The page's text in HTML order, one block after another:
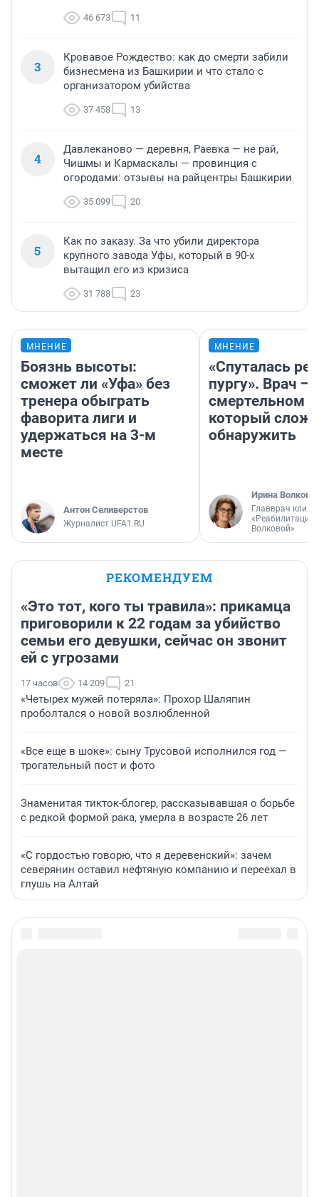
46 673 11
3
Кровавое Рождество: как до смерти забили
бизнесмена из Башкирии и что стало с
организатором убийства
37 458 13
4
Давлеканово — деревня, Раевка — не рай,
Чишмы и Кармаскалы — провинция с
огородами: отзывы на райцентры Башкирии
35 099 20
5
Как по заказу. За что убили директора
крупного завода Уфы, который в 90-х
вытащил его из кризиса
31 788 23
МНЕНИЕ
Боязнь высоты:
сможет ли «Уфа» без
тренера обыграть
фаворита лиги и
удержаться на 3-м
месте
Антон Селиверстов
Журналист UFA1.RU
МНЕНИЕ
«Спуталась
пургу». Врач —
смертельном
который
обнаружить
Ирина Волкова
Главврач
«Реабилитация
Волковой»
РЕКОМЕНДУЕМ
«Это тот, кого ты травила»: прикамца
приговорили к 22 годам за убийство
семьи его девушки, сейчас он звонит
ей с угрозами
17 часов 14 209 21
«Четырех мужей потеряла»: Прохор Шаляпин
проболтался о новой возлюбленной
«Все еще в шоке»: сыну Трусовой исполнился год —
трогательный пост и фото
Знаменитая тикток-блогер, рассказывавшая о борьбе
с редкой формой рака, умерла в возрасте 26 лет
«С гордостью говорю, что я деревенский»: зачем
северянин оставил нефтяную компанию и переехал в
глушь на Алтай